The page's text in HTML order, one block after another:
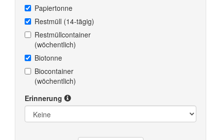
Papiertonne
Restmüll (14-tägig)
Restmüllcontainer
(wöchentlich)
Biotonne
Biocontainer
(wöchentlich)
Erinnerung